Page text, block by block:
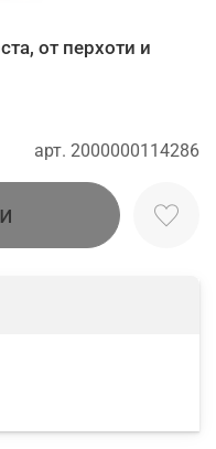
арт. 2000000114286
от перхоти и